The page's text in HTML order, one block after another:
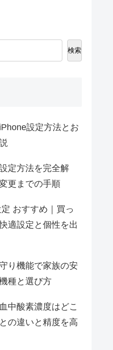
検索
設定方法とお
定方法を完全解
更までの手順
おすすめ｜買っ
適設定と個性を出
り機能で家族の安
種と選び方
中酸素濃度はどこ
の違いと精度を高